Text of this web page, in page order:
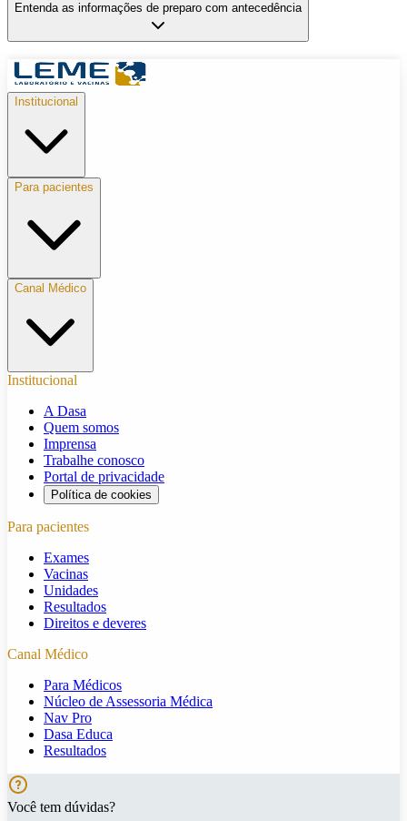
Entenda as informações de preparo com antecedência
Institucional
Para pacientes
Canal Médico
Institucional
A Dasa
Quem somos
Imprensa
Trabalhe conosco
Portal de privacidade
Política de cookies
Para pacientes
Exames
Vacinas
Unidades
Resultados
Direitos e deveres
Canal Médico
Para Médicos
Núcleo de Assessoria Médica
Nav Pro
Dasa Educa
Resultados
Você tem dúvidas?